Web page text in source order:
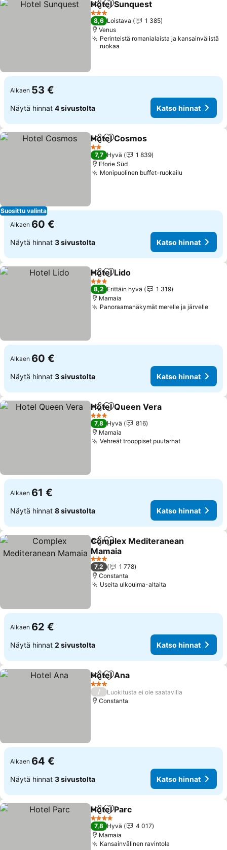
Jaa Lisää suosikkeihin
Hotel Sunquest
3 Tähtiluokitus
8,6 Loistava
1 385
Venus
Perinteistä romanialaista ja kansainvälistä
ruokaa
Alkaen 53 €
Näytä hinnat 4 sivustolta Katso hinnat
Suosittu valinta
Jaa Lisää suosikkeihin
Hotel Cosmos
2 Tähtiluokitus
7,7 Hyvä
1 839
Eforie Süd
Monipuolinen buffet-ruokailu
Alkaen 60 €
Näytä hinnat 3 sivustolta Katso hinnat
Jaa Lisää suosikkeihin
Hotel Lido
3 Tähtiluokitus
8,2 Erittäin hyvä
1 319
Mamaia
Panoraamanäkymät merelle ja järvelle
Alkaen 60 €
Näytä hinnat 3 sivustolta Katso hinnat
Jaa Lisää suosikkeihin
Hotel Queen Vera
3 Tähtiluokitus
7,8 Hyvä
816
Mamaia
Vehreät trooppiset puutarhat
Alkaen 61 €
Näytä hinnat 8 sivustolta Katso hinnat
Jaa Lisää suosikkeihin
Complex Mediteranean
Mamaia
3 Tähtiluokitus
7,2
1 778
Constanta
Useita ulkouima-altaita
Alkaen 62 €
Näytä hinnat 2 sivustolta Katso hinnat
Jaa Lisää suosikkeihin
Hotel Ana
3 Tähtiluokitus
/
Luokitusta ei ole saatavilla
Constanta
Alkaen 64 €
Näytä hinnat 3 sivustolta Katso hinnat
Jaa Lisää suosikkeihin
Hotel Parc
4 Tähtiluokitus
7,8 Hyvä
4 017
Mamaia
Kansainvälinen ravintola